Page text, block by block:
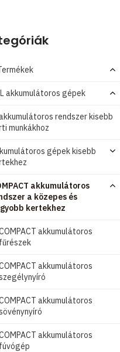
akkumulátoros gépek
rendszer kisebb
munkákhoz
gépek kisebb
akkumulátoros
a közepes és
kertekhez
akkumulátoros
fűrészek
akkumulátoros
akkumulátoros
akkumulátoros
fúvógép